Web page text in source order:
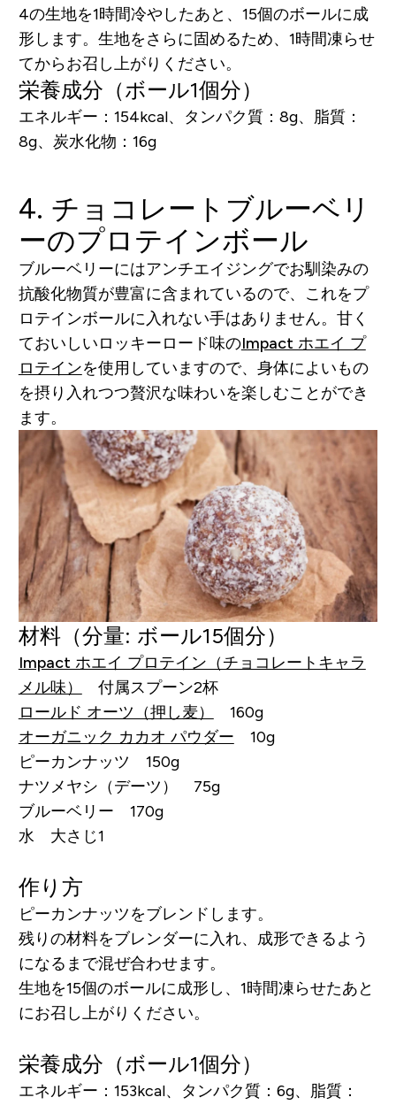
4の生地を1時間冷やしたあと、15個のボールに成
形します。生地をさらに固めるため、1時間凍らせ
てからお召し上がりください。
栄養成分（ボール1個分）
エネルギー：154kcal、タンパク質：8g、脂質：
8g、炭水化物：16g
4. チョコレートブルーベリ
ーのプロテインボール
ブルーベリーにはアンチエイジングでお馴染みの
抗酸化物質が豊富に含まれているので、これをプ
ロテインボールに入れない手はありません。甘く
ておいしいロッキーロード味のImpact ホエイ プ
ロテインを使用していますので、身体によいもの
を摂り入れつつ贅沢な味わいを楽しむことができ
ます。
材料（分量: ボール15個分）
Impact ホエイ プロテイン（チョコレートキャラ
メル味）
付属スプーン2杯
ロールド オーツ（押し麦）
160g
オーガニック カカオ パウダー 10g
ピーカンナッツ 150g
ナツメヤシ（デーツ） 75g
ブルーベリー 170g
水 大さじ1
作り方
ピーカンナッツをブレンドします。
残りの材料をブレンダーに入れ、成形できるよう
になるまで混ぜ合わせます。
生地を15個のボールに成形し、1時間凍らせたあと
にお召し上がりください。
栄養成分（ボール1個分）
エネルギー：153kcal、タンパク質：6g、脂質：